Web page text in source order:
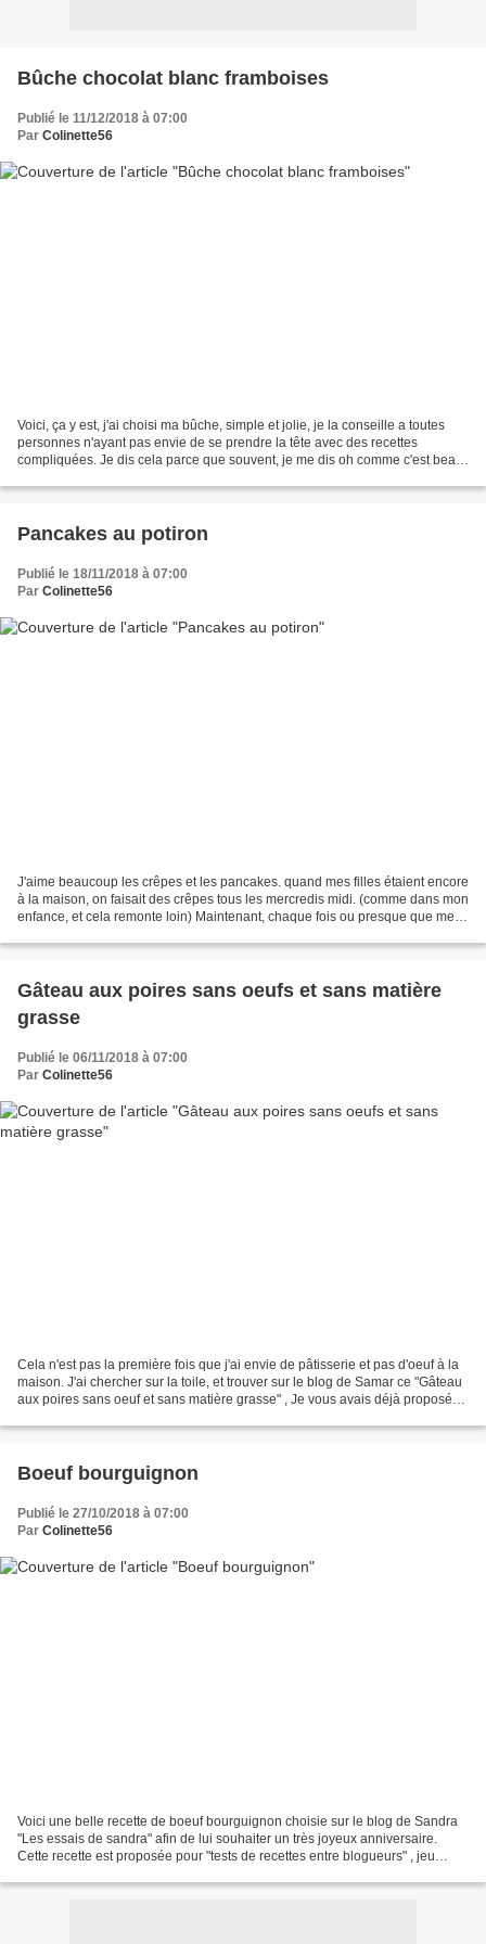
Bûche chocolat blanc framboises
Publié le 11/12/2018 à 07:00
Par Colinette56
Voici, ça y est, j'ai choisi ma bûche, simple et jolie, je la conseille a toutes
personnes n'ayant pas envie de se prendre la tête avec des recettes
compliquées. Je dis cela parce que souvent, je me dis oh comme c'est beau,
Pancakes au potiron
Publié le 18/11/2018 à 07:00
Par Colinette56
J'aime beaucoup les crêpes et les pancakes. quand mes filles étaient encore
à la maison, on faisait des crêpes tous les mercredis midi. (comme dans mon
enfance, et cela remonte loin) Maintenant, chaque fois ou presque que mes
Gâteau aux poires sans oeufs et sans matière
grasse
Publié le 06/11/2018 à 07:00
Par Colinette56
Cela n'est pas la première fois que j'ai envie de pâtisserie et pas d'oeuf à la
maison. J'ai chercher sur la toile, et trouver sur le blog de Samar ce "Gâteau
aux poires sans oeuf et sans matière grasse" , Je vous avais déjà proposé
Boeuf bourguignon
Publié le 27/10/2018 à 07:00
Par Colinette56
Voici une belle recette de boeuf bourguignon choisie sur le blog de Sandra
"Les essais de sandra" afin de lui souhaiter un très joyeux anniversaire.
Cette recette est proposée pour "tests de recettes entre blogueurs" , jeu